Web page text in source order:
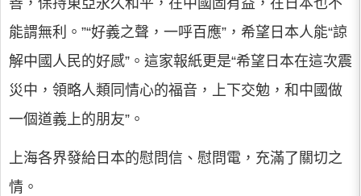
善，保持東亞永久和平，在中國固有益，在日本也不
能謂無利。”“好義之聲，一呼百應”，希望日本人能“諒
解中國人民的好感”。這家報紙更是“希望日本在這次震
災中，領略人類同情心的福音，上下交勉，和中國做
一個道義上的朋友”。
上海各界發給日本的慰問信、慰問電，充滿了關切之
情。